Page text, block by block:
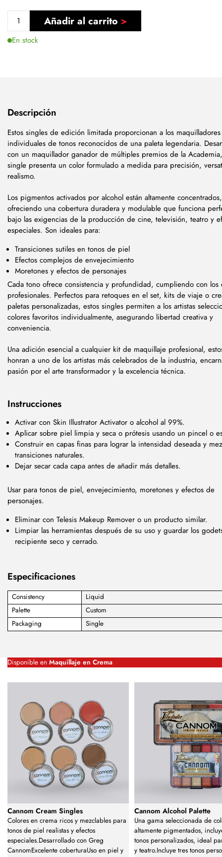
Añadir al carrito
En stock
Descripción
Estos singles de edición limitada proporcionan a los
individuales de tonos reconocidos de una paleta legendaria.
con un maquillador ganador de múltiples premios de la
single presenta un color formulado a medida para precisión,
realismo.
Los pigmentos activados por alcohol están altamente concentrados,
ofreciendo una cobertura duradera y modulable que funciona
bajo las exigencias de la producción de cine, televisión, teatro y
especiales. Son ideales para:
Transiciones sutiles en tonos de piel
Efectos complejos de envejecimiento
Moretones y efectos de personajes
Cada tono ofrece consistencia y profundidad, cumpliendo con los
profesionales. Perfectos para retoques en el set, kits de viaje o
paletas personalizadas, estos singles permiten a los artistas
colores favoritos individualmente, asegurando libertad creativa y
conveniencia.
Una adición esencial a cualquier kit de maquillaje profesional,
honran a uno de los artistas más celebrados de la industria,
pasión por el arte transformador y la excelencia técnica.
Instrucciones
Activar con Skin Illustrator Activator o alcohol al 99%.
Aplicar sobre piel limpia y seca o prótesis usando un pincel o
Construir en capas finas para lograr la intensidad deseada y
transiciones naturales.
Dejar secar cada capa antes de añadir más detalles.
Usar para tonos de piel, envejecimiento, moretones y efectos de
personajes.
Eliminar con Telesis Makeup Remover o un producto similar.
Limpiar las herramientas después de su uso y guardar los
recipiente seco y cerrado.
Especificaciones
Consistency
Liquid
Palette
Custom
Packaging
Single
Disponible en Maquillaje en Crema
Cannom Cream Singles
Colores en crema ricos y mezclables para
tonos de piel realistas y efectos
especiales.Desarrollado con Greg
CannomExcelente coberturaUso en piel y
Cannom Alcohol Palette
Una gama seleccionada de
altamente pigmentados,
tonos personalizados, ideal
y teatro.Incluye tres tonos